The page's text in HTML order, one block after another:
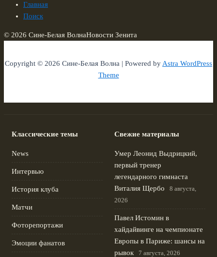
Главная
Поиск
© 2026 Сине-Белая ВолнаНовости Зенита
Copyright © 2026 Сине-Белая Волна | Powered byAstra WordPress
Theme
Классические темы
News
Интервью
История клуба
Матчи
Фоторепортажи
Эмоции фанатов
Свежие материалы
Умер Леонид Выдрицкий,
первый тренер
легендарного гимнаста
Виталия Щербо
8 августа,
2026
Павел Истомин в
хайдайвинге на чемпионате
Европы в Париже: шансы на
рывок
7 августа, 2026